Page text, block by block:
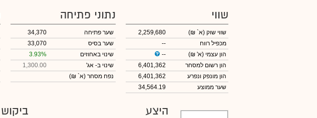
שווי
שווי שוק (א` ₪)
2,259,680
מכפיל רווח
--
הון עצמי (א' ₪)
--
הון רשום למסחר
6,401,362
הון מונפק ונפרע
6,401,362
שער ממוצע
34,564.19
נתוני פתיחה
שער פתיחה
34,370
שער בסיס
33,070
שינוי באחוזים
3.93%
שינוי ב- אג'
1,300.00
נפח מסחר (א` ₪)
היצע ביקוש